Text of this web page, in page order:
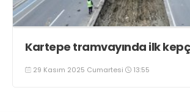
Kartepe tramvayında ilk
29 Kasım 2025 Cumartesi 13:55